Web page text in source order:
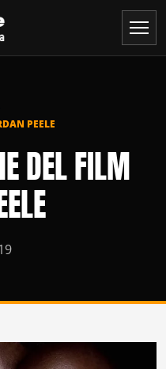
PEELE
DEL FILM